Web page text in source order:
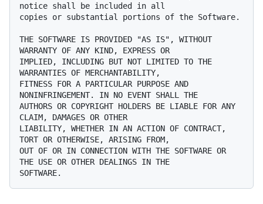
notice shall be included in all
copies or substantial portions of the Software.
THE SOFTWARE IS PROVIDED "AS IS", WITHOUT
WARRANTY OF ANY KIND, EXPRESS OR
IMPLIED, INCLUDING BUT NOT LIMITED TO THE
WARRANTIES OF MERCHANTABILITY,
FITNESS FOR A PARTICULAR PURPOSE AND
NONINFRINGEMENT. IN NO EVENT SHALL THE
AUTHORS OR COPYRIGHT HOLDERS BE LIABLE FOR ANY
CLAIM, DAMAGES OR OTHER
LIABILITY, WHETHER IN AN ACTION OF CONTRACT,
TORT OR OTHERWISE, ARISING FROM,
OUT OF OR IN CONNECTION WITH THE SOFTWARE OR
THE USE OR OTHER DEALINGS IN THE